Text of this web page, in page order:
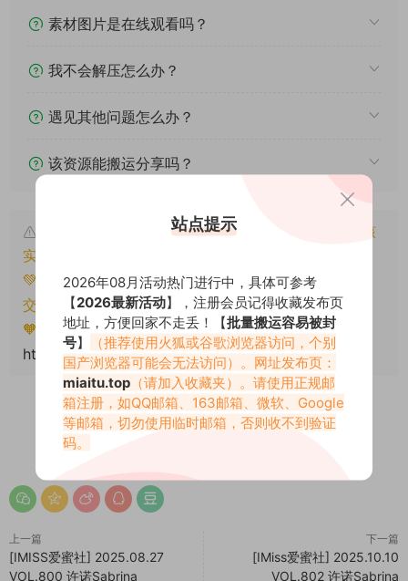
素材图片是在线观看吗？
我不会解压怎么办？
遇见其他问题怎么办？
该资源能搬运分享吗？
本文资源仅供个人参考学习，请勿批量搬运，一经核
实将封禁账号权限！
💚本文资源均来源网友分享，若侵犯了您的权益可以提
交工单处理。
🧡转载请注明出处！原文链接：
https://miaitu.cc/81155.html
上一篇
[IMISS爱蜜社] 2025.08.27
VOL.800 许诺Sabrina
下一篇
[IMiss爱蜜社] 2025.10.10
VOL.802 许诺Sabrina
站点提示
2026年08月活动热门进行中，具体可参考
【2026最新活动】，注册会员记得收藏发布页
地址，方便回家不走丢！【批量搬运容易被封
号】
（推荐使用火狐或谷歌浏览器访问，个别
国产浏览器可能会无法访问）。网址发布页：
miaitu.top （请加入收藏夹）。请使用正规邮
箱注册，如QQ邮箱、163邮箱、微软、Google
等邮箱，切勿使用临时邮箱，否则收不到验证
码。